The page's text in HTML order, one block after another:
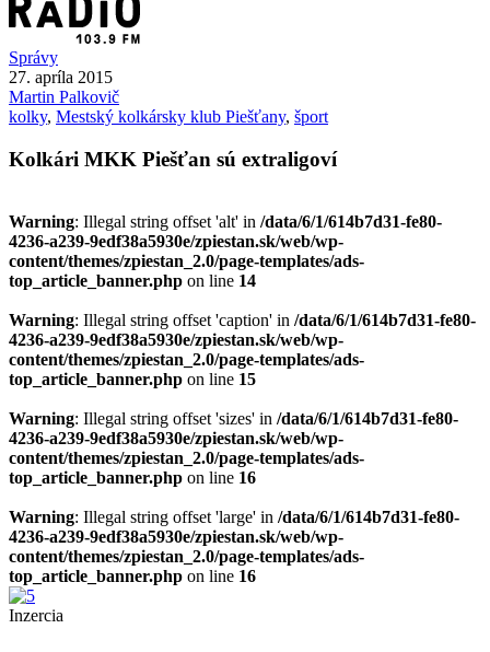
Správy
27. apríla 2015
Martin Palkovič
kolky, Mestský kolkársky klub Piešťany, šport
Kolkári MKK Piešťan sú extraligoví
Warning: Illegal string offset 'alt' in /data/6/1/614b7d31-fe80-
4236-a239-9edf38a5930e/zpiestan.sk/web/wp-
content/themes/zpiestan_2.0/page-templates/ads-
top_article_banner.php on line 14
Warning: Illegal string offset 'caption' in /data/6/1/614b7d31-fe80-
4236-a239-9edf38a5930e/zpiestan.sk/web/wp-
content/themes/zpiestan_2.0/page-templates/ads-
top_article_banner.php on line 15
Warning: Illegal string offset 'sizes' in /data/6/1/614b7d31-fe80-
4236-a239-9edf38a5930e/zpiestan.sk/web/wp-
content/themes/zpiestan_2.0/page-templates/ads-
top_article_banner.php on line 16
Warning: Illegal string offset 'large' in /data/6/1/614b7d31-fe80-
4236-a239-9edf38a5930e/zpiestan.sk/web/wp-
content/themes/zpiestan_2.0/page-templates/ads-
top_article_banner.php on line 16
Inzercia